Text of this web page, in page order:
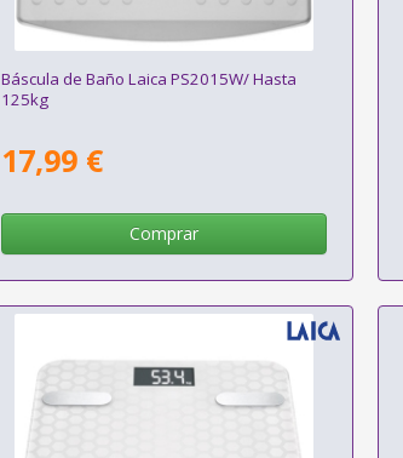
Báscula de Baño Laica PS2015W/ Hasta
125kg
17,99 €
Comprar